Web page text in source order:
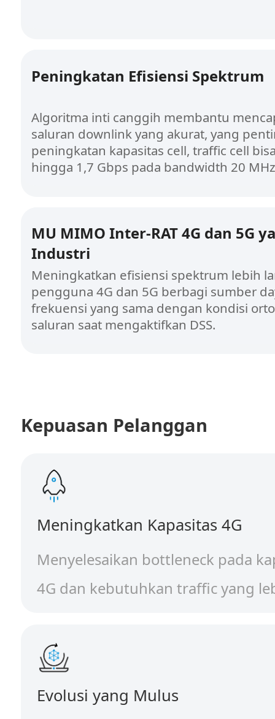
Peningkatan Efisiensi Spektrum
Algoritma inti canggih membantu
saluran downlink yang akurat, yang
peningkatan kapasitas cell, traffic cell
hingga 1,7 Gbps pada bandwidth 20
MU MIMO Inter-RAT 4G dan 5G
Industri
Meningkatkan efisiensi spektrum lebih
pengguna 4G dan 5G berbagi sumber
frekuensi yang sama dengan kondisi
saluran saat mengaktifkan DSS.
Kepuasan Pelanggan
Meningkatkan Kapasitas 4G
Menyelesaikan bottleneck pada
4G dan kebutuhkan traffic yang
Evolusi yang Mulus